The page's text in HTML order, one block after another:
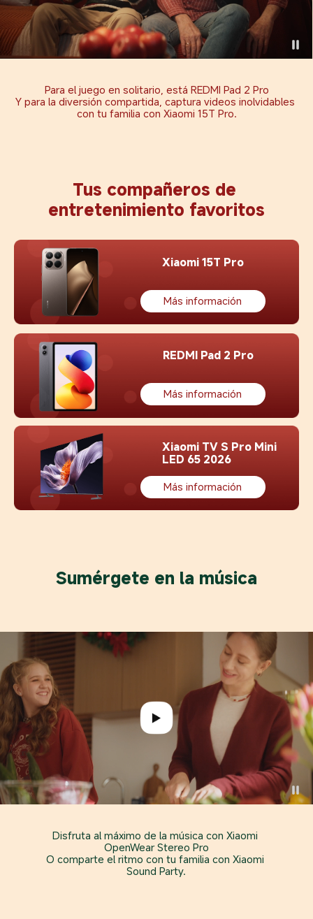
Para el juego en solitario, está REDMI Pad 2 Pro
Y para la diversión compartida, captura videos inolvidables
con tu familia con Xiaomi 15T Pro.
Tus compañeros de
entretenimiento favoritos
Xiaomi 15T Pro
Más información
REDMI Pad 2 Pro
Más información
Xiaomi TV S Pro Mini
LED 65 2026
Más información
Sumérgete en la música
Disfruta al máximo de la música con Xiaomi
OpenWear Stereo Pro
O comparte el ritmo con tu familia con Xiaomi
Sound Party.